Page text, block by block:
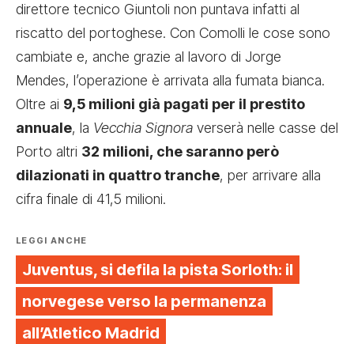
direttore tecnico Giuntoli non puntava infatti al
riscatto del portoghese. Con Comolli le cose sono
cambiate e, anche grazie al lavoro di Jorge
Mendes, l’operazione è arrivata alla fumata bianca.
Oltre ai 9,5 milioni già pagati per il prestito
annuale, la Vecchia Signora verserà nelle casse del
Porto altri 32 milioni, che saranno però
dilazionati in quattro tranche, per arrivare alla
cifra finale di 41,5 milioni.
LEGGI ANCHE
Juventus, si defila la pista Sorloth: il
norvegese verso la permanenza
all’Atletico Madrid